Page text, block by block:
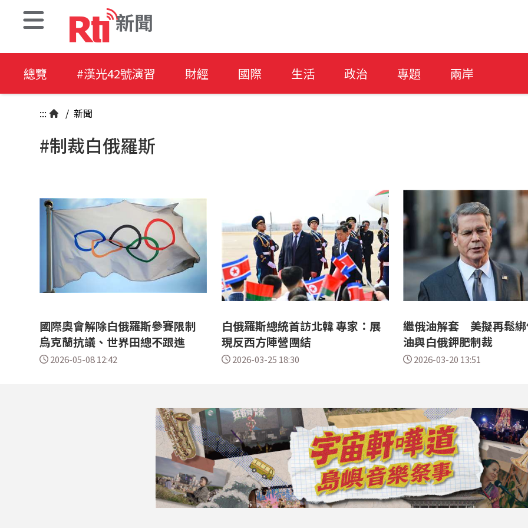
新聞
總覽 #漢光42號演習 財經 國際 生活 政治 專題 兩岸
::: / 新聞
#制裁白俄羅斯
國際奧會解除白俄羅斯參賽限制
烏克蘭抗議、世界田總不跟進
2026-05-08 12:42
白俄羅斯總統首訪北韓 專家：展
現反西方陣營團結
2026-03-25 18:30
繼俄油解套 美擬再鬆綁
油與白俄鉀肥制裁
2026-03-20 13:51